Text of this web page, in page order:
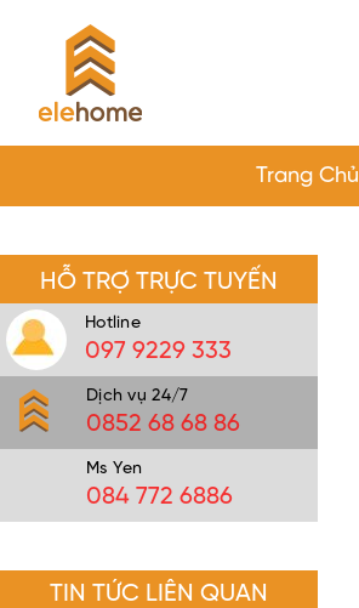
Trang Chủ
HỖ TRỢ TRỰC TUYẾN
Hotline
097 9229 333
Dịch vụ 24/7
0852 68 68 86
Ms Yen
084 772 6886
TIN TỨC LIÊN QUAN